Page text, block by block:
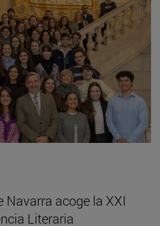
Navarra acoge la XXI
Literaria